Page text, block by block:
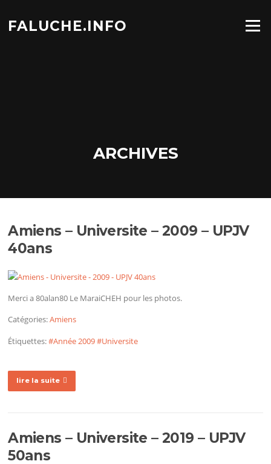
contenu
FALUCHE.INFO Menu
ARCHIVES
Amiens – Universite – 2009 – UPJV
40ans
Merci a 80alan80 Le MaraiCHEH pour les photos.
Catégories:Amiens
Étiquettes:#Année 2009#Universite
lire la suite
Amiens – Universite – 2019 – UPJV
50ans